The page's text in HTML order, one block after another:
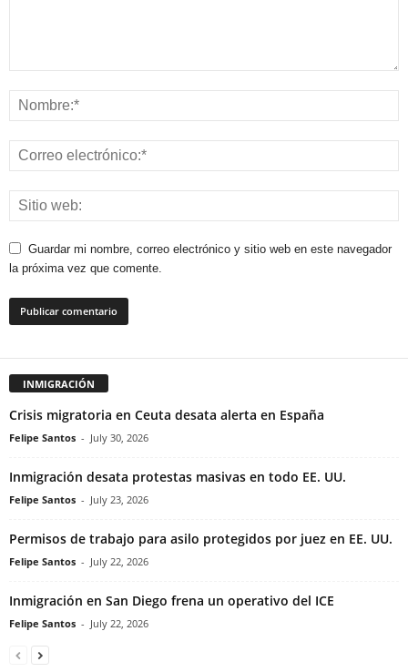
Guardar mi nombre, correo electrónico y sitio web en este navegador
la próxima vez que comente.
INMIGRACIÓN
Crisis migratoria en Ceuta desata alerta en España
Felipe Santos - July 30, 2026
Inmigración desata protestas masivas en todo EE. UU.
Felipe Santos - July 23, 2026
Permisos de trabajo para asilo protegidos por juez en EE. UU.
Felipe Santos - July 22, 2026
Inmigración en San Diego frena un operativo del ICE
Felipe Santos - July 22, 2026